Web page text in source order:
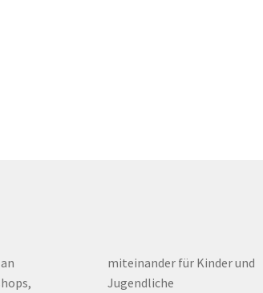
miteinander für Kinder und
Jugendliche